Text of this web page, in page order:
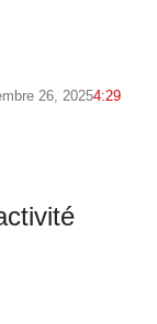
26, 20254:29